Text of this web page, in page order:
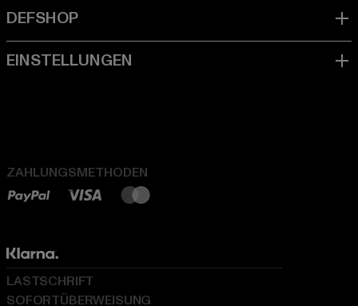
ZAHLUNGSMETHODEN
LASTSCHRIFT
SOFORTÜBERWEISUNG